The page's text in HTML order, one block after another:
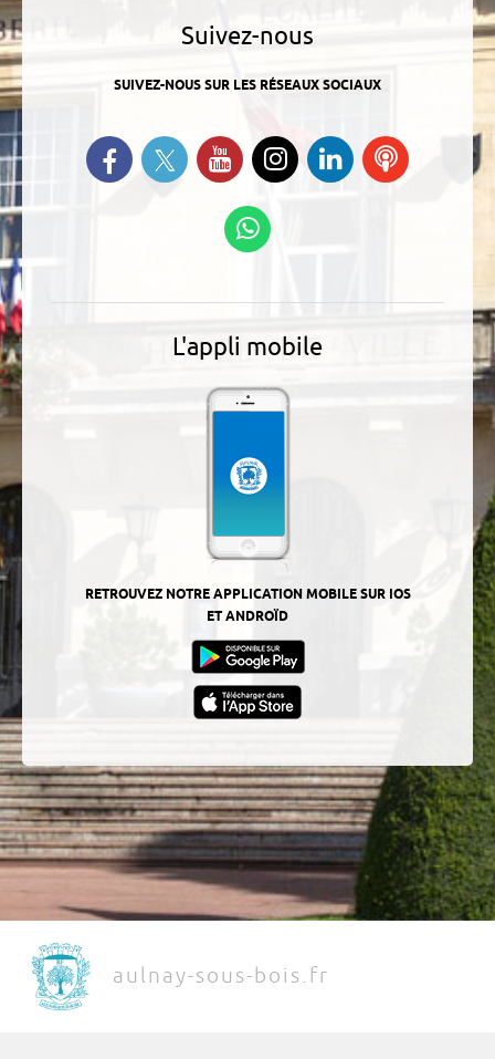
Suivez-nous
SUIVEZ-NOUS SUR LES RÉSEAUX SOCIAUX
Retrouvez-nous sur Facebook
Suivez-nous sur Twitter
Suivez-nous sur YouTube
Suivez-nous sur
Instagram
Retrouvez-
nous sur
Ecoutez
L'appli mobile
RETROUVEZ NOTRE APPLICATION MOBILE SUR IOS
ET ANDROÏD
aulnay-sous-bois.fr